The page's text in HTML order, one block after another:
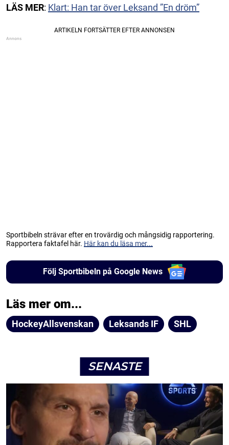
LÄS MER: Klart: Han tar över Leksand ”En dröm”
Sportbibeln strävar efter en trovärdig och mångsidig rapportering.
Rapportera faktafel här. Här kan du läsa mer...
Följ Sportbibeln på Google News
Läs mer om...
HockeyAllsvenskan Leksands IF SHL
SENASTE